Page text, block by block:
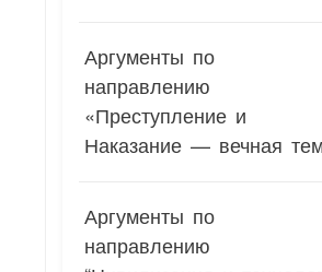
Аргументы по
направлению
«Преступление и
Наказание — вечная
Аргументы по
направлению